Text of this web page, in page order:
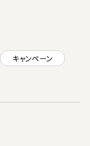
キャンペーン